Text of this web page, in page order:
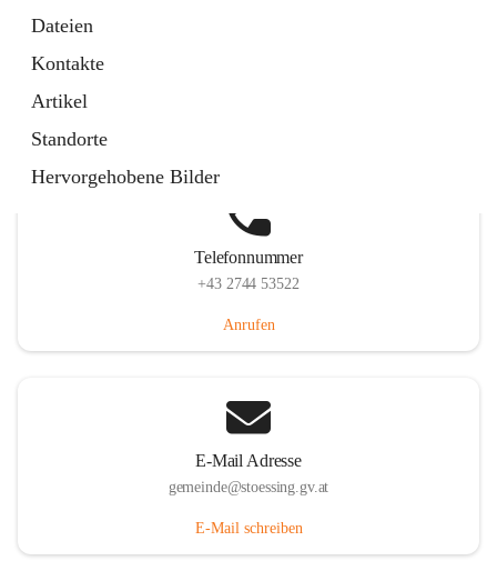
Dateien
Kontakte
Artikel
Standorte
Hervorgehobene Bilder
Telefonnummer
+43 2744 53522
Anrufen
E-Mail Adresse
gemeinde@stoessing.gv.at
E-Mail schreiben